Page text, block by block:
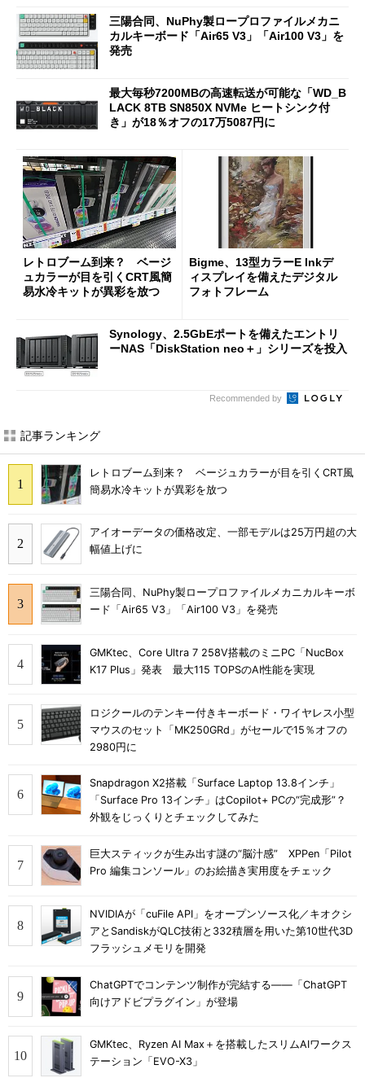
三陽合同、NuPhy製ロープロファイルメカニ
カルキーボード「Air65 V3」「Air100 V3」を
発売
最大毎秒7200MBの高速転送が可能な「WD_B
LACK 8TB SN850X NVMe ヒートシンク付
き」が18％オフの17万5087円に
レトロブーム到来？ ベージ
ュカラーが目を引くCRT風簡
易水冷キットが異彩を放つ
Bigme、13型カラーE Inkデ
ィスプレイを備えたデジタル
フォトフレーム
Synology、2.5GbEポートを備えたエントリ
ーNAS「DiskStation neo＋」シリーズを投入
Recommended by
記事ランキング
レトロブーム到来？ ベージュカラーが目を引くCRT風
簡易水冷キットが異彩を放つ
アイオーデータの価格改定、一部モデルは25万円超の大
幅値上げに
三陽合同、NuPhy製ロープロファイルメカニカルキーボ
ード「Air65 V3」「Air100 V3」を発売
GMKtec、Core Ultra 7 258V搭載のミニPC「NucBox
K17 Plus」発表 最大115 TOPSのAI性能を実現
ロジクールのテンキー付きキーボード・ワイヤレス小型
マウスのセット「MK250GRd」がセールで15％オフの
2980円に
Snapdragon X2搭載「Surface Laptop 13.8インチ」
「Surface Pro 13インチ」はCopilot+ PCの“完成形”？
外観をじっくりとチェックしてみた
巨大スティックが生み出す謎の“脳汁感” XPPen「Pilot
Pro 編集コンソール」のお絵描き実用度をチェック
NVIDIAが「cuFile API」をオープンソース化／キオクシ
アとSandiskがQLC技術と332積層を用いた第10世代3D
フラッシュメモリを開発
ChatGPTでコンテンツ制作が完結する――「ChatGPT
向けアドビプラグイン」が登場
GMKtec、Ryzen AI Max＋を搭載したスリムAIワークス
テーション「EVO-X3」